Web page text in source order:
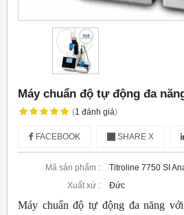
Máy chuẩn độ tự động đa
(1 đánh giá)
FACEBOOK SHARE X
Mã sản phẩm :
Titroline 7750 SI
Xuất xứ :
Đức
Máy chuẩn độ tự động đa năng